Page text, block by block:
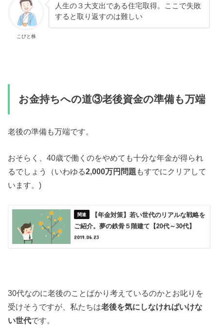
こびと株
人生の３大支出である住宅取得。ここで失敗
すると取り返すのは難しい
お金持ちへの道③老後資金の準備も万端
老後の準備も万端です。
おそらく、40歳で働くのをやめても十分な年金が得られ
るでしょう（いわゆる2,000万円問題 もすでにクリアして
います。)
【年金対策】若い世代のリアルな戦略を
ご紹介。夢の鉄骨５階建て【20代～30代】
2019.06.23
30代なのに老後のことばかり考えているのかとお叱りを
受けそうですが、私たちは老後を気にしなければいけな
い世代です。